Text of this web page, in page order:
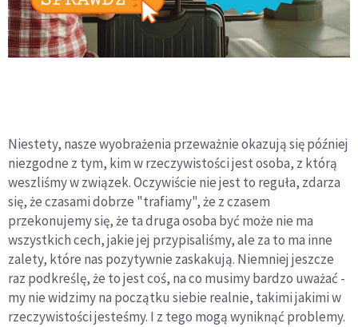
Niestety, nasze wyobrażenia przeważnie okazują się później
niezgodne z tym, kim w rzeczywistości jest osoba, z którą
weszliśmy w związek. Oczywiście nie jest to reguła, zdarza
się, że czasami dobrze "trafiamy", że z czasem
przekonujemy się, że ta druga osoba być może nie ma
wszystkich cech, jakie jej przypisaliśmy, ale za to ma inne
zalety, które nas pozytywnie zaskakują. Niemniej jeszcze
raz podkreślę, że to jest coś, na co musimy bardzo uważać -
my nie widzimy na początku siebie realnie, takimi jakimi w
rzeczywistości jesteśmy. I z tego mogą wyniknąć problemy.